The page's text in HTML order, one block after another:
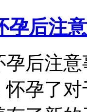
孕后注意
后注
孕了